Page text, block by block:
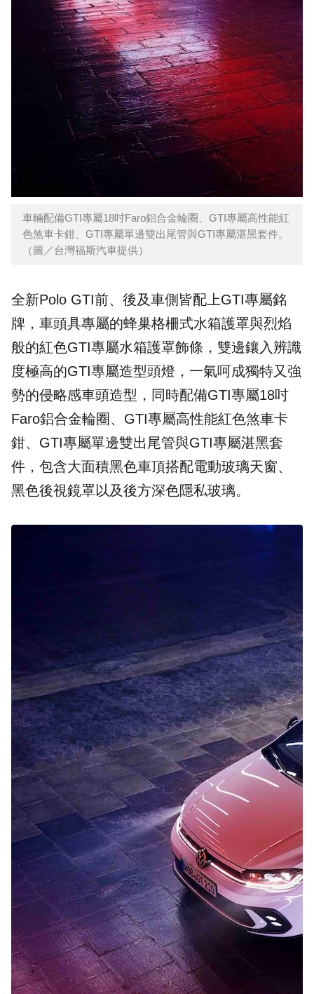
車輛配備GTI專屬18吋Faro鋁合金輪圈、GTI專屬高性能紅
色煞車卡鉗、GTI專屬單邊雙出尾管與GTI專屬湛黑套件。
（圖／台灣福斯汽車提供）
全新Polo GTI前、後及車側皆配上GTI專屬銘
牌，車頭具專屬的蜂巢格柵式水箱護罩與烈焰
般的紅色GTI專屬水箱護罩飾條，雙邊鑲入辨識
度極高的GTI專屬造型頭燈，一氣呵成獨特又強
勢的侵略感車頭造型，同時配備GTI專屬18吋
Faro鋁合金輪圈、GTI專屬高性能紅色煞車卡
鉗、GTI專屬單邊雙出尾管與GTI專屬湛黑套
件，包含大面積黑色車頂搭配電動玻璃天窗、
黑色後視鏡罩以及後方深色隱私玻璃。